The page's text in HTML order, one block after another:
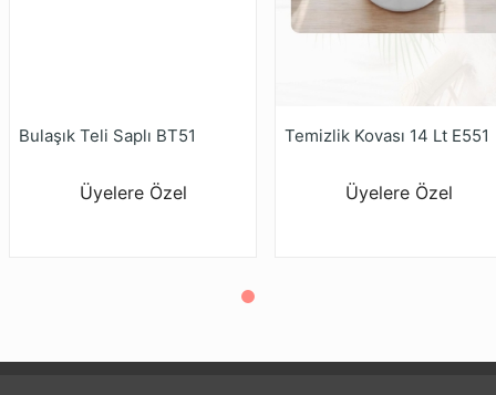
Bulaşık Teli Saplı BT51
Üyelere Özel
Temizlik Kovası 14 Lt E551
Üyelere Özel